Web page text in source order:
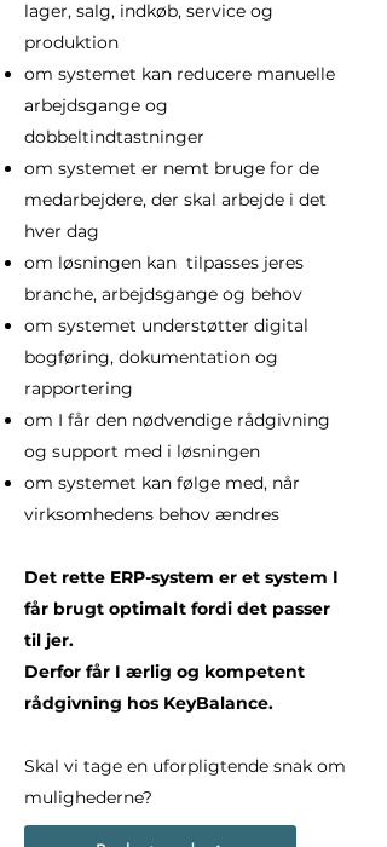
lager, salg, indkøb, service og
produktion
om systemet kan reducere manuelle
arbejdsgange og
dobbeltindtastninger
om systemet er nemt bruge for de
medarbejdere, der skal arbejde i det
hver dag
om løsningen kan tilpasses jeres
branche, arbejdsgange og behov
om systemet understøtter digital
bogføring, dokumentation og
rapportering
om I får den nødvendige rådgivning
og support med i løsningen
om systemet kan følge med, når
virksomhedens behov ændres
Det rette ERP-system er et system I
får brugt optimalt fordi det passer
til jer.
Derfor får I ærlig og kompetent
rådgivning hos KeyBalance.
Skal vi tage en uforpligtende snak om
mulighederne?